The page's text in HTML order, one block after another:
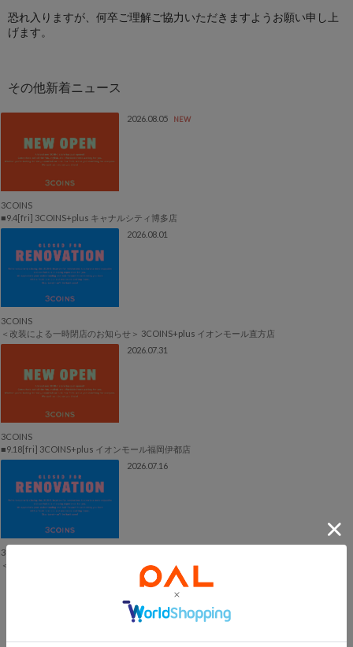
恐れ入りますが、何卒ご理解ご協力いただきますようお願い申し上
げます。
2026.08.05 NEW
3COINS
■9.4[fri] 3COINS+plus キャナルシティ博多店
2026.08.01
3COINS
＜改装による一時閉店のお知らせ＞ 3COINS+plus イオンモール直方店
2026.07.31
3COINS
■9.18[fri] 3COINS+plus イオンモール福岡伊都店
2026.07.16
3COINS
＜改装による一時閉店のお知らせ＞3COINS+plus イオンモール甲府昭和店